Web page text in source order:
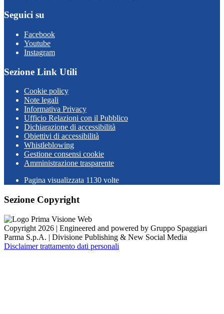
Seguici su
Facebook
Youtube
Instagram
Sezione Link Utili
Cookie policy
Note legali
Informativa Privacy
Ufficio Relazioni con il Pubblico
Dichiarazione di accessibilità
Obiettivi di accessibilità
Whistleblowing
Gestione consensi cookie
Amministrazione trasparente
Pagina visualizzata 1130 volte
Sezione Copyright
Copyright 2026 | Engineered and powered by Gruppo Spaggiari
Parma S.p.A. | Divisione Publishing & New Social Media
Disclaimer trattamento dati personali